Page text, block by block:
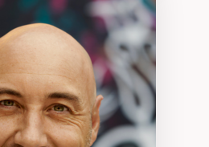
ville et représentations
et usages au Canada
et représentations des
immigrantes dans l'espace
et urbain
patrimonialisation
et décolonisation des